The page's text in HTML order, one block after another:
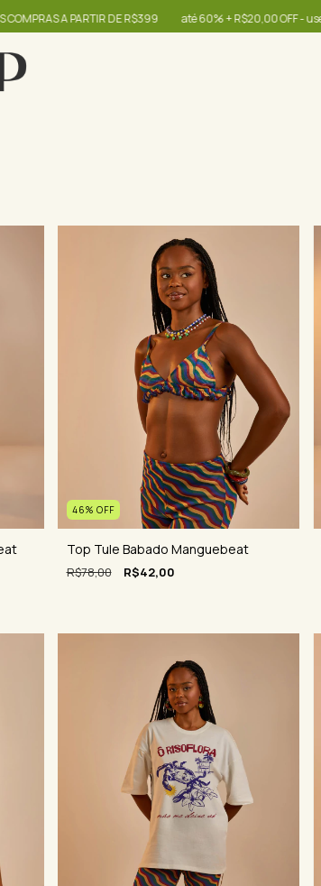
DE R$399 até 60% + R$20,00 OFF - use o cupom OIBONITA
46% OFF
Top Tule Babado Manguebeat
R$78,00 R$42,00